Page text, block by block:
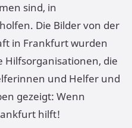
sind, in
Die Bilder von der
in Frankfurt wurden
die
und Helfer und
gezeigt: Wenn
hilft!